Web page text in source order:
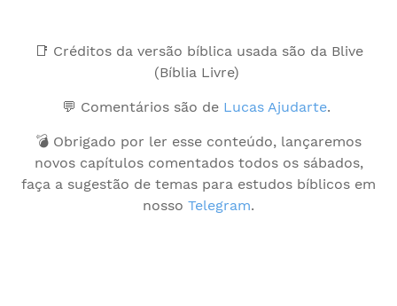
📑 Créditos da versão bíblica usada são da Blive
(Bíblia Livre)
💬 Comentários são de Lucas Ajudarte.
💣 Obrigado por ler esse conteúdo, lançaremos
novos capítulos comentados todos os sábados,
faça a sugestão de temas para estudos bíblicos em
nosso Telegram.